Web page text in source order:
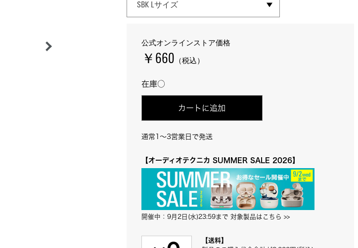
SELECT SIZE
SBK Lサイズ
公式オンラインストア価格
￥660 （税込）
在庫○
カートに追加
通常1～3営業日で発送
【オーディオテクニカ SUMMER SALE 2026】
開催中：9月2日(水)23:59まで 対象製品はこちら >>
【送料】